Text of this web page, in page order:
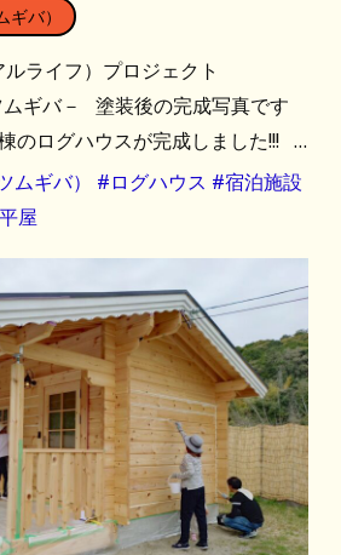
バ）
ルライフ）プロジェクト
ギバ－ 塗装後の完成写真です
のログハウスが完成しました!!! …
ムギバ）
#ログハウス #宿泊施設
屋